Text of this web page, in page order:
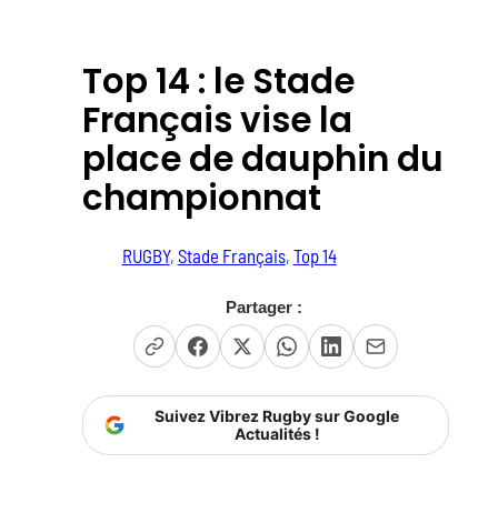
Top 14 : le Stade
Français vise la
place de dauphin du
championnat
RUGBY, Stade Français, Top 14
Partager :
Suivez Vibrez Rugby sur Google
Actualités !